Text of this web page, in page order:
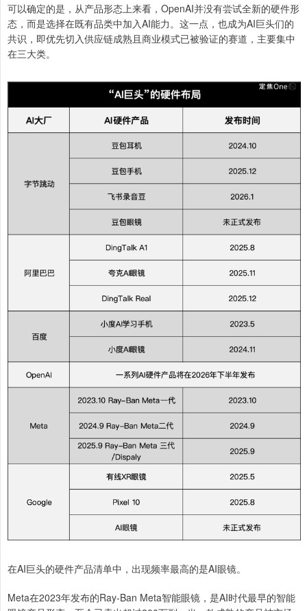
可以确定的是，从产品形态上来看，OpenAI并没有尝试全新的硬件形
态，而是选择在既有品类中加入AI能力。这一点，也成为AI巨头们的
共识，即优先切入供应链成熟且商业模式已被验证的赛道，主要集中
在三大类。
在AI巨头的硬件产品清单中，出现频率最高的是AI眼镜。
Meta在2023年发布的Ray-Ban Meta智能眼镜，是AI时代最早的智能